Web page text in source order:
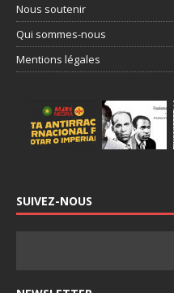
Nous soutenir
Qui sommes-nous
Mentions légales
SUIVEZ-NOUS